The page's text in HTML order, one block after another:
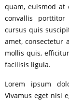
quam, euismod at
convallis
cursus quis
amet, consectetur
mollis quis,
facilisis ligula.
Lorem ipsum
Vivamus eget nisi